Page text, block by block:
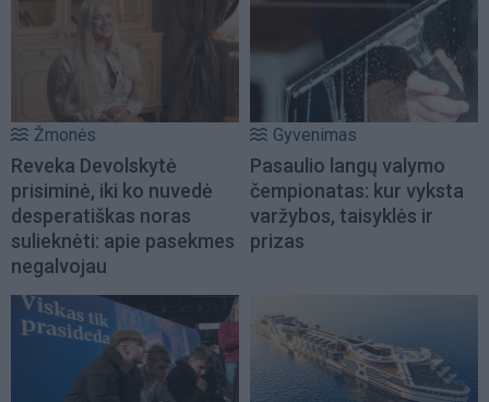
Žmonės
Reveka Devolskytė
prisiminė, iki ko nuvedė
desperatiškas noras
sulieknėti: apie pasekmes
negalvojau
Gyvenimas
Pasaulio langų valymo
čempionatas: kur vyksta
varžybos, taisyklės ir
prizas